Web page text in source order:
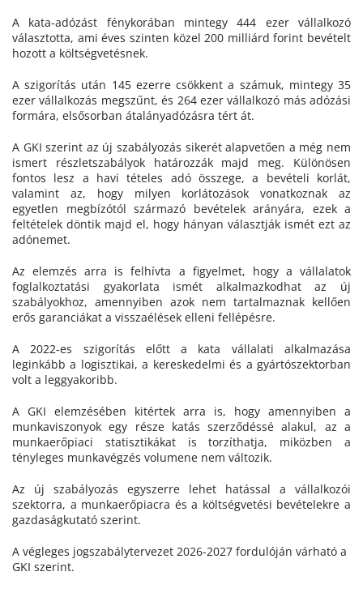
A kata-adózást fénykorában mintegy 444 ezer vállalkozó
választotta, ami éves szinten közel 200 milliárd forint bevételt
hozott a költségvetésnek.
A szigorítás után 145 ezerre csökkent a számuk, mintegy 35
ezer vállalkozás megszűnt, és 264 ezer vállalkozó más adózási
formára, elsősorban átalányadózásra tért át.
A GKI szerint az új szabályozás sikerét alapvetően a még nem
ismert részletszabályok határozzák majd meg. Különösen
fontos lesz a havi tételes adó összege, a bevételi korlát,
valamint az, hogy milyen korlátozások vonatkoznak az
egyetlen megbízótól származó bevételek arányára, ezek a
feltételek döntik majd el, hogy hányan választják ismét ezt az
adónemet.
Az elemzés arra is felhívta a figyelmet, hogy a vállalatok
foglalkoztatási gyakorlata ismét alkalmazkodhat az új
szabályokhoz, amennyiben azok nem tartalmaznak kellően
erős garanciákat a visszaélések elleni fellépésre.
A 2022-es szigorítás előtt a kata vállalati alkalmazása
leginkább a logisztikai, a kereskedelmi és a gyártószektorban
volt a leggyakoribb.
A GKI elemzésében kitértek arra is, hogy amennyiben a
munkaviszonyok egy része katás szerződéssé alakul, az a
munkaerőpiaci statisztikákat is torzíthatja, miközben a
tényleges munkavégzés volumene nem változik.
Az új szabályozás egyszerre lehet hatással a vállalkozói
szektorra, a munkaerőpiacra és a költségvetési bevételekre a
gazdaságkutató szerint.
A végleges jogszabálytervezet 2026-2027 fordulóján várható a
GKI szerint.